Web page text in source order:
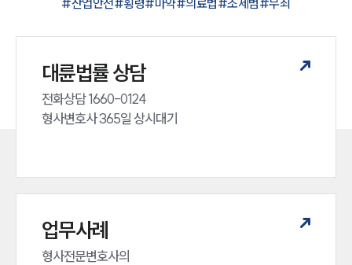
대륜법률 상담
전화상담 1660-0124
형사변호사 365일 상시대기
업무사례
형사전문변호사의